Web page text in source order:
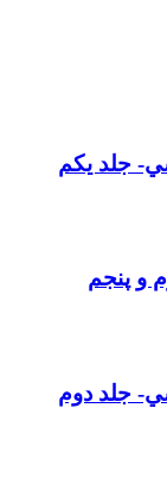
جلد يكم
و پنجم
جلد دوم